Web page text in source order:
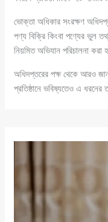
ভোক্তা অধিকার সংরক্ষণ
পণ্য বিক্রি কিংবা পণ্যের ভুল
নিয়মিত অভিযান পরিচালনা করা
অধিদপ্তরের পক্ষ থেকে আরও
প্রতিষ্ঠানে ভবিষ্যতেও এ